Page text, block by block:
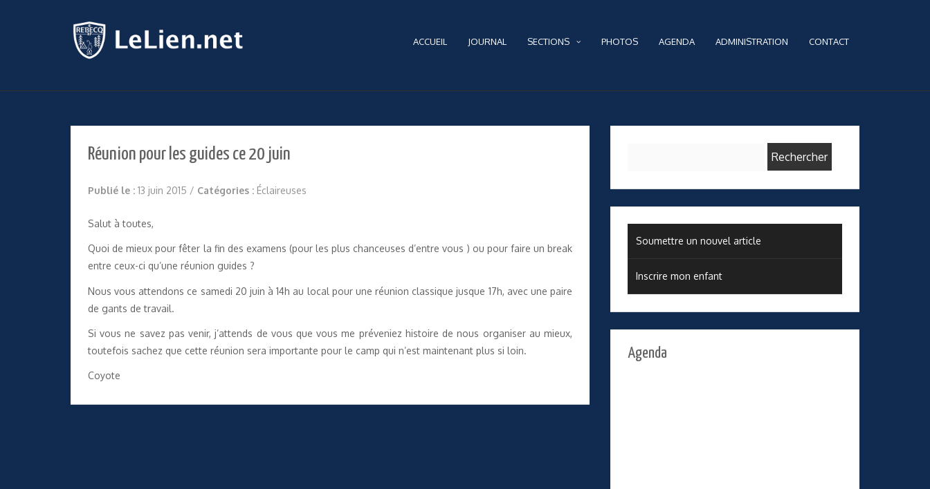
ACCUEIL JOURNAL SECTIONS PHOTOS AGENDA ADMINISTRATION CONTACT
Réunion pour les guides ce 20 juin
Publié le : 13 juin 2015 / Catégories : Éclaireuses
Salut à toutes,
Quoi de mieux pour fêter la fin des examens (pour les plus chanceuses d’entre vous ) ou pour faire un break
entre ceux-ci qu’une réunion guides ?
Nous vous attendons ce samedi 20 juin à 14h au local pour une réunion classique jusque 17h, avec une paire
de gants de travail.
Si vous ne savez pas venir, j’attends de vous que vous me préveniez histoire de nous organiser au mieux,
toutefois sachez que cette réunion sera importante pour le camp qui n’est maintenant plus si loin.
Coyote
Soumettre un nouvel article
Inscrire mon enfant
Agenda